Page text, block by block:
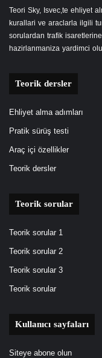
Teori Sky, Isvec,te ehliyet
kurallari ve araclarla ilgili
sorulardan trafik
hazirlanmaniza yardimci
Teorik dersler
Ehliyet alma adımları
Pratik sürüş testi
Araç içi özellikler
Teorik dersler
Teorik sorular
Teorik sorular 1
Teorik sorular 2
Teorik sorular 3
Teorik sorular
Kullanıcı sayfaları
Siteye abone olun